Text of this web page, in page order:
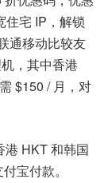
住宅 IP，解锁
通移动比较友
，其中香港
$150 / 月，对
港 HKT 和韩国
宝付款。